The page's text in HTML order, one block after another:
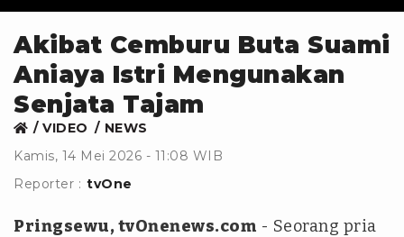
Akibat Cemburu Buta Suami
Aniaya Istri Mengunakan
Senjata Tajam
VIDEO
NEWS
Kamis, 14 Mei 2026 - 11:08 WIB
Reporter : tvOne
Pringsewu, tvOnenews.com - Seorang pria